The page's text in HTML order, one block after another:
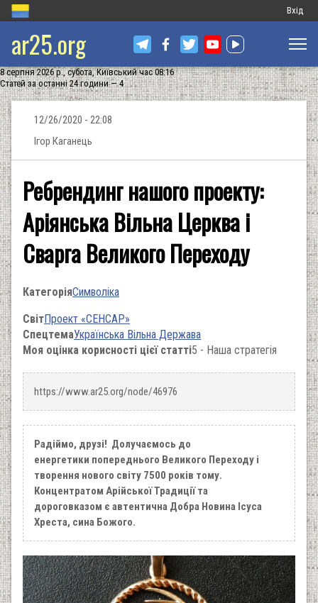
Меню
запису
Вхід
ar25.org
8 серпня 2026 р., субота, Київський час 08:16
Статей за останні 24 години — 4
12/26/2020 - 22:08
Ігор Каганець
Ребрендинг нашого проекту:
Аріянська Вільна Церква і
Сварга Великого Переходу
КатегоріяСимволіка
СвітПроект «СЕНСАР»
СпецтемаУкраїнська Вільна Держава
Моя оцінка корисності цієї статті5 - Наша стратегія
https://www.ar25.org/node/46976
Радіймо, друзі! Долучаємось до
енергетики попереднього Великого Переходу і
творення нового світу 7500 років тому.
Концентратом Арійської Традиції та
дороговказом є автентична Добра Новина Ісуса
Хреста, сина Божого.